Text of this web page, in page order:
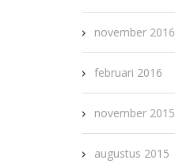
november 2016
februari 2016
november 2015
augustus 2015